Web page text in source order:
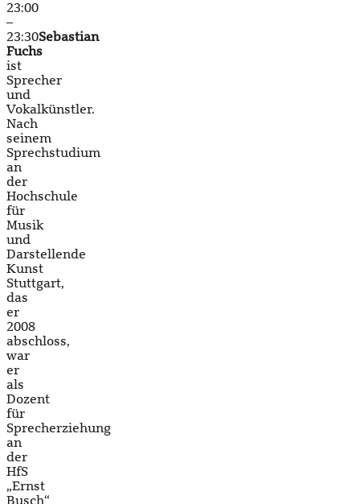
23:00
–
23:30Sebastian
Fuchs
ist
Sprecher
und
Vokalkünstler.
Nach
seinem
Sprechstudium
an
der
Hochschule
für
Musik
und
Darstellende
Kunst
Stuttgart,
das
er
2008
abschloss,
war
er
als
Dozent
für
Sprecherziehung
an
der
HfS
„Ernst
Busch“